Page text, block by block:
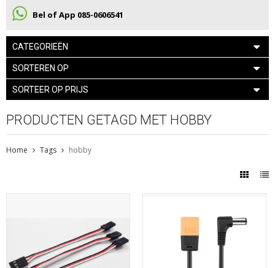
Bel of App 085-0606541
CATEGORIEËN
SORTEREN OP
SORTEER OP PRIJS
PRODUCTEN GETAGD MET HOBBY
Home Tags hobby